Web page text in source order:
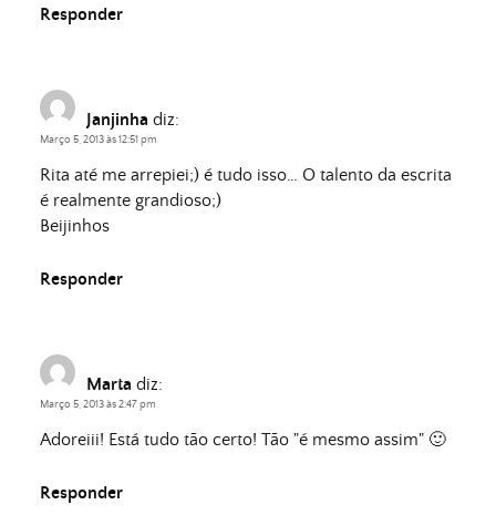
Responder
Janjinha diz:
Março 5, 2013 às 12:51 pm
Rita até me arrepiei;) é tudo isso… O talento da escrita
é realmente grandioso;)
Beijinhos
Responder
Marta diz:
Março 5, 2013 às 2:47 pm
Adoreiii! Está tudo tão certo! Tão "é mesmo assim" 🙂
Responder